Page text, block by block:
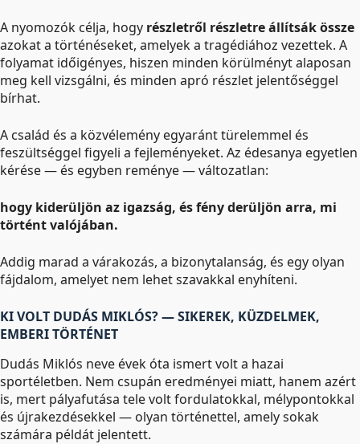
A nyomozók célja, hogy részletről részletre állítsák össze
azokat a történéseket, amelyek a tragédiához vezettek. A
folyamat időigényes, hiszen minden körülményt alaposan
meg kell vizsgálni, és minden apró részlet jelentőséggel
bírhat.
A család és a közvélemény egyaránt türelemmel és
feszültséggel figyeli a fejleményeket. Az édesanya egyetlen
kérése — és egyben reménye — változatlan:
hogy kiderüljön az igazság, és fény derüljön arra, mi
történt valójában.
Addig marad a várakozás, a bizonytalanság, és egy olyan
fájdalom, amelyet nem lehet szavakkal enyhíteni.
KI VOLT DUDÁS MIKLÓS? — SIKEREK, KÜZDELMEK,
EMBERI TÖRTÉNET
Dudás Miklós neve évek óta ismert volt a hazai
sportéletben. Nem csupán eredményei miatt, hanem azért
is, mert pályafutása tele volt fordulatokkal, mélypontokkal
és újrakezdésekkel — olyan történettel, amely sokak
számára példát jelentett.